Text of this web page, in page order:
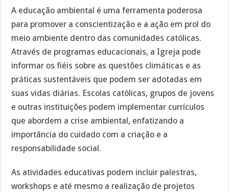
A educação ambiental é uma ferramenta poderosa
para promover a conscientização e a ação em prol do
meio ambiente dentro das comunidades católicas.
Através de programas educacionais, a Igreja pode
informar os fiéis sobre as questões climáticas e as
práticas sustentáveis que podem ser adotadas em
suas vidas diárias. Escolas católicas, grupos de jovens
e outras instituições podem implementar currículos
que abordem a crise ambiental, enfatizando a
importância do cuidado com a criação e a
responsabilidade social.
As atividades educativas podem incluir palestras,
workshops e até mesmo a realização de projetos